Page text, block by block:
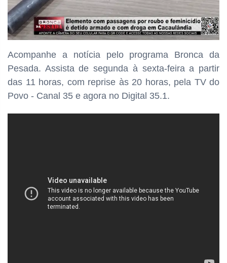
Acompanhe a notícia pelo programa Bronca da
Pesada. Assista de segunda à sexta-feira a partir
das 11 horas, com reprise às 20 horas, pela TV do
Povo - Canal 35 e agora no Digital 35.1.